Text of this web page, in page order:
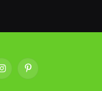
InstagramPinterest